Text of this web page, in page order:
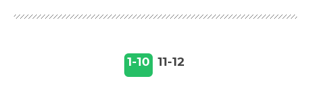
1-10 11-12